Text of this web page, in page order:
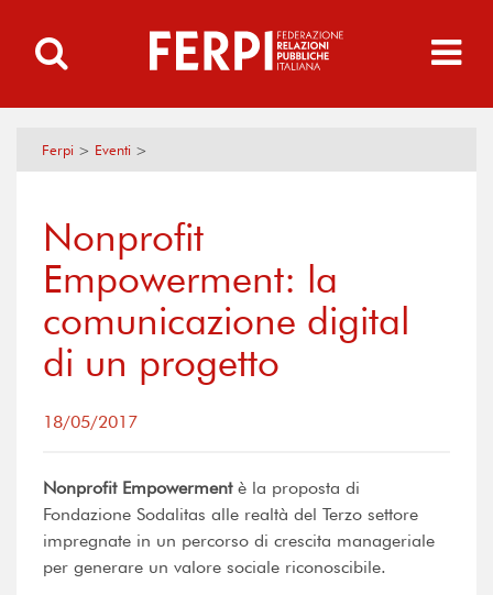
Ferpi > Eventi >
Nonprofit
Empowerment: la
comunicazione digital
di un progetto
18/05/2017
Nonprofit Empowermentè la proposta di
Fondazione Sodalitas alle realtà del Terzo settore
impregnate in un percorso di crescita manageriale
per generare un valore sociale riconoscibile.